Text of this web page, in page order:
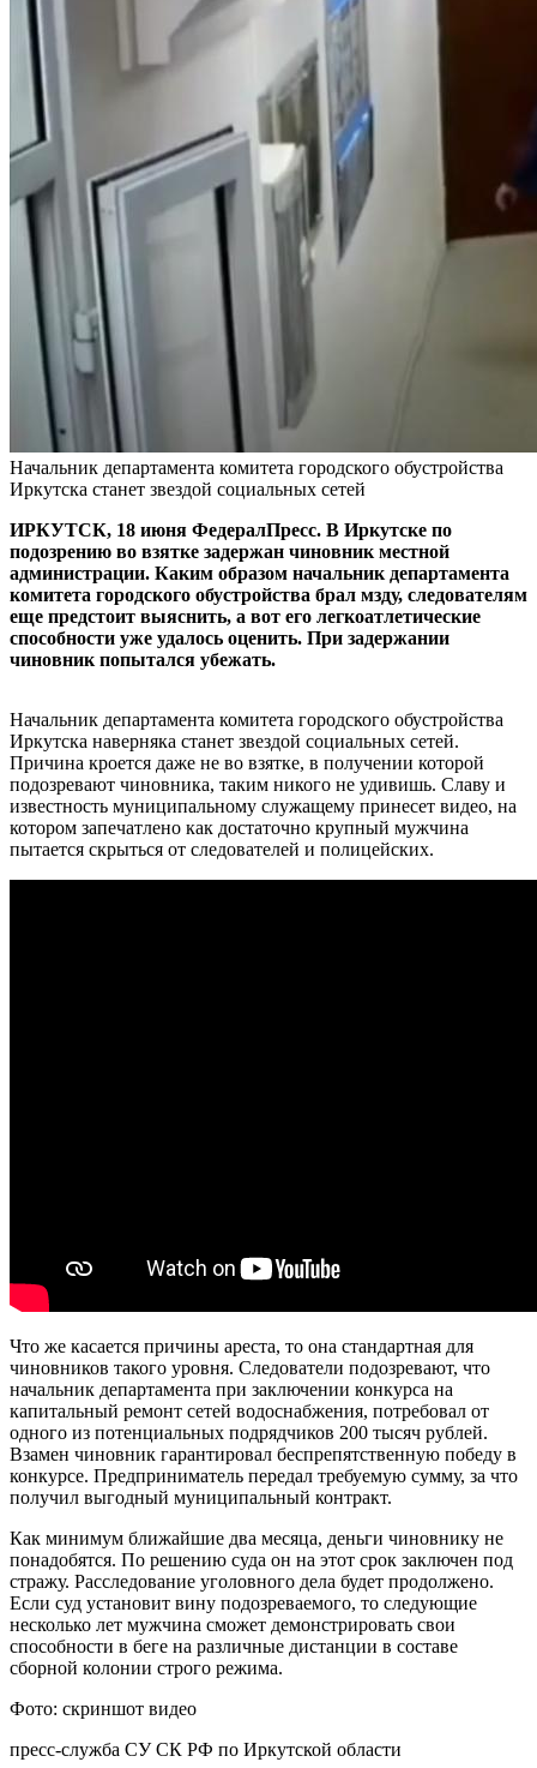
Начальник департамента комитета городского обустройства
Иркутска станет звездой социальных сетей
ИРКУТСК, 18 июня ФедералПресс. В Иркутске по
подозрению во взятке задержан чиновник местной
администрации. Каким образом начальник департамента
комитета городского обустройства брал мзду, следователям
еще предстоит выяснить, а вот его легкоатлетические
способности уже удалось оценить. При задержании
чиновник попытался убежать.
Начальник департамента комитета городского обустройства
Иркутска наверняка станет звездой социальных сетей.
Причина кроется даже не во взятке, в получении которой
подозревают чиновника, таким никого не удивишь. Славу и
известность муниципальному служащему принесет видео, на
котором запечатлено как достаточно крупный мужчина
пытается скрыться от следователей и полицейских.
Что же касается причины ареста, то она стандартная для
чиновников такого уровня. Следователи подозревают, что
начальник департамента при заключении конкурса на
капитальный ремонт сетей водоснабжения, потребовал от
одного из потенциальных подрядчиков 200 тысяч рублей.
Взамен чиновник гарантировал беспрепятственную победу в
конкурсе. Предприниматель передал требуемую сумму, за что
получил выгодный муниципальный контракт.
Как минимум ближайшие два месяца, деньги чиновнику не
понадобятся. По решению суда он на этот срок заключен под
стражу. Расследование уголовного дела будет продолжено.
Если суд установит вину подозреваемого, то следующие
несколько лет мужчина сможет демонстрировать свои
способности в беге на различные дистанции в составе
сборной колонии строго режима.
Фото: скриншот видео
пресс-служба СУ СК РФ по Иркутской области